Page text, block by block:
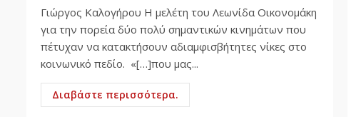
Γιώργος Καλογήρου Η μελέτη του Λεωνίδα Οικονομάκη
για την πορεία δύο πολύ σημαντικών κινημάτων που
πέτυχαν να κατακτήσουν αδιαμφισβήτητες νίκες στο
κοινωνικό πεδίο. «[…]που μας...
Διαβάστε περισσότερα.